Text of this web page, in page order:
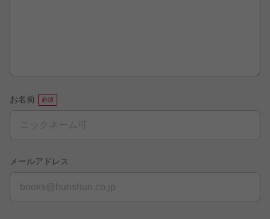
お名前
メールアドレス